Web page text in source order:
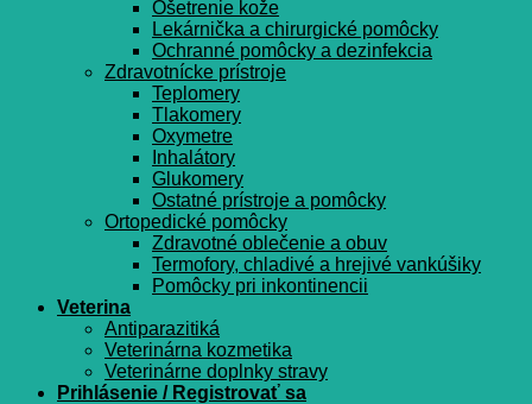
Ošetrenie kože
Lekárnička a chirurgické pomôcky
Ochranné pomôcky a dezinfekcia
Zdravotnícke prístroje
Teplomery
Tlakomery
Oxymetre
Inhalátory
Glukomery
Ostatné prístroje a pomôcky
Ortopedické pomôcky
Zdravotné oblečenie a obuv
Termofory, chladivé a hrejivé vankúšiky
Pomôcky pri inkontinencii
Veterina
Antiparazitiká
Veterinárna kozmetika
Veterinárne doplnky stravy
Prihlásenie / Registrovať sa